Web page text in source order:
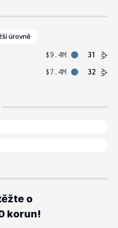
úrovně
$9.4M
31
$7.4M 32
o
korun!